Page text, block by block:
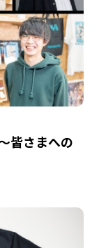
皆さまへの